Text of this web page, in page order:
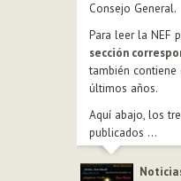
Consejo General.
Para leer la NEF
sección
también
últimos años.
Aquí abajo, los
publicados ...